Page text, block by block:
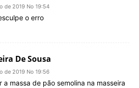
de 2019 No 19:54
o erro
De Sousa
de 2019 No 19:56
a massa de pão semolina na masseira